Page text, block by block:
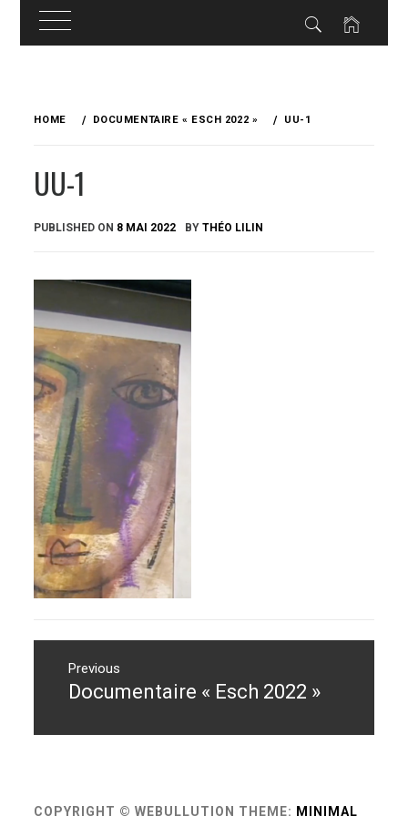
HOME DOCUMENTAIRE « ESCH 2022 » UU-1
UU-1
PUBLISHED ON 8 MAI 2022 BYTHÉO LILIN
Navigation
l’article
Previous
Previous
Documentaire « Esch 2022 »
COPYRIGHT © WEBULLUTION THEME: MINIMAL